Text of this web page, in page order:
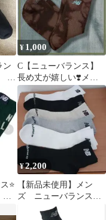
ン
お
¥ 1,000
C【ニューバランス】
長め丈が嬉しい❣️メン
ズ靴下 1足組 タイダ
イ染め ブラウン
⭐
¥2,200
【新品未使用】メン
ズ ニューバランス
靴下 ソックス 27~29